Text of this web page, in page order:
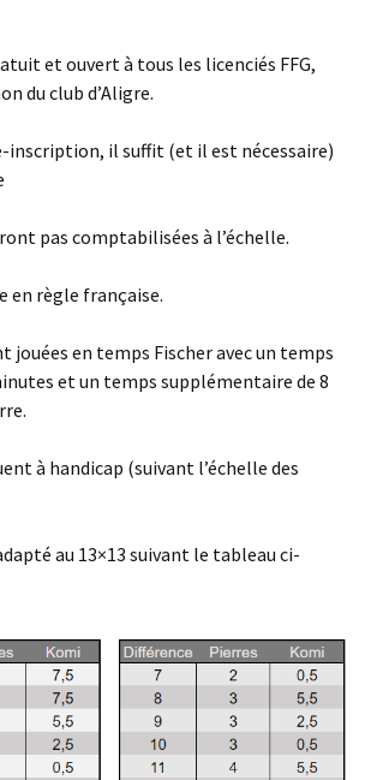
et ouvert à tous les licenciés FFG,
du club d’Aligre.
inscription, il suffit (et il est nécessaire)
pas comptabilisées à l’échelle.
en règle française.
jouées en temps Fischer avec un temps
et un temps supplémentaire de 8
à handicap (suivant l’échelle des
au 13×13 suivant le tableau ci-